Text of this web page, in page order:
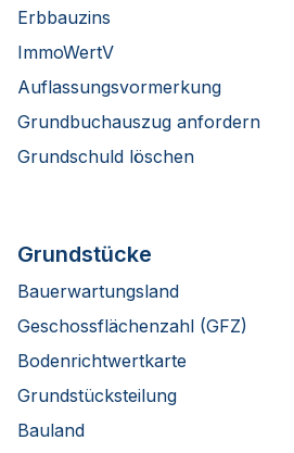
Erbbauzins
ImmoWertV
Auflassungsvormerkung
Grundbuchauszug anfordern
Grundschuld löschen
Grundstücke
Bauerwartungsland
Geschossflächenzahl (GFZ)
Bodenrichtwertkarte
Grundstücksteilung
Bauland